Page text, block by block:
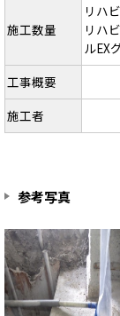
施工数量
リハ
リハ
ルEX
工事概要
施工者
参考写真